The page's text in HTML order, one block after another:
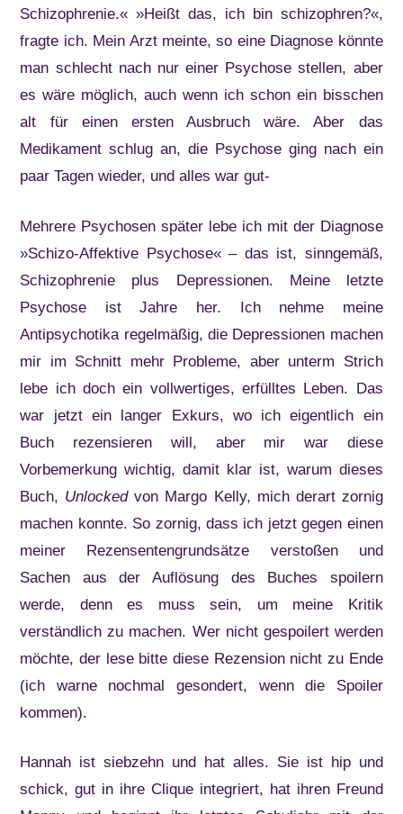
Schizophrenie.« »Heißt das, ich bin schizophren?«,
fragte ich. Mein Arzt meinte, so eine Diagnose könnte
man schlecht nach nur einer Psychose stellen, aber
es wäre möglich, auch wenn ich schon ein bisschen
alt für einen ersten Ausbruch wäre. Aber das
Medikament schlug an, die Psychose ging nach ein
paar Tagen wieder, und alles war gut-
Mehrere Psychosen später lebe ich mit der Diagnose
»Schizo-Affektive Psychose« – das ist, sinngemäß,
Schizophrenie plus Depressionen. Meine letzte
Psychose ist Jahre her. Ich nehme meine
Antipsychotika regelmäßig, die Depressionen machen
mir im Schnitt mehr Probleme, aber unterm Strich
lebe ich doch ein vollwertiges, erfülltes Leben. Das
war jetzt ein langer Exkurs, wo ich eigentlich ein
Buch rezensieren will, aber mir war diese
Vorbemerkung wichtig, damit klar ist, warum dieses
Buch, Unlockedvon Margo Kelly, mich derart zornig
machen konnte. So zornig, dass ich jetzt gegen einen
meiner Rezensentengrundsätze verstoßen und
Sachen aus der Auflösung des Buches spoilern
werde, denn es muss sein, um meine Kritik
verständlich zu machen. Wer nicht gespoilert werden
möchte, der lese bitte diese Rezension nicht zu Ende
(ich warne nochmal gesondert, wenn die Spoiler
kommen).
Hannah ist siebzehn und hat alles. Sie ist hip und
schick, gut in ihre Clique integriert, hat ihren Freund